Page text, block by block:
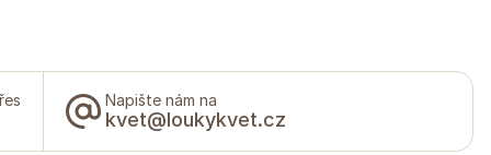
Napište nám na
kvet@loukykvet.cz